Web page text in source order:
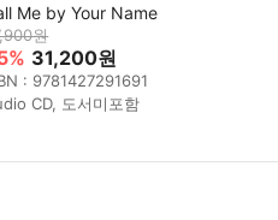
Me by Your Name
원
31,200원
: 9781427291691
CD, 도서미포함